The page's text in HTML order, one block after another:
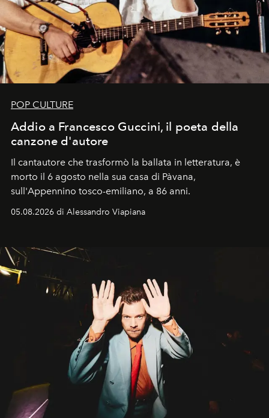
POP CULTURE
Addio a Francesco Guccini, il poeta della
canzone d'autore
Il cantautore che trasformò la ballata in letteratura, è
morto il 6 agosto nella sua casa di Pàvana,
sull'Appennino tosco-emiliano, a 86 anni.
05.08.2026 di Alessandro Viapiana